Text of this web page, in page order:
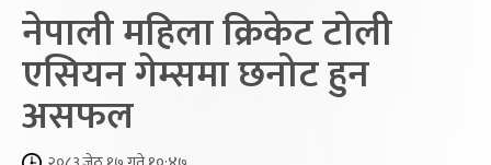
नेपाली महिला क्रिकेट टोली
एसियन गेम्समा छनोट हुन
असफल